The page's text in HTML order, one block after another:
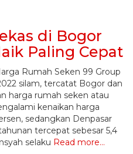
di Bogor
Paling Cepat
Rumah Seken 99 Group
silam, tercatat Bogor dan
harga rumah seken atau
kenaikan harga
sedangkan Denpasar
tercepat sebesar 5,4
selaku Read more…